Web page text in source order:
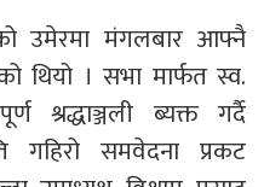
उमेरमा मंगलबार आफ्नै
थियो । सभा मार्फत स्व.
श्रद्धाञ्जली ब्यक्त गर्दै
गहिरो समवेदना प्रकट